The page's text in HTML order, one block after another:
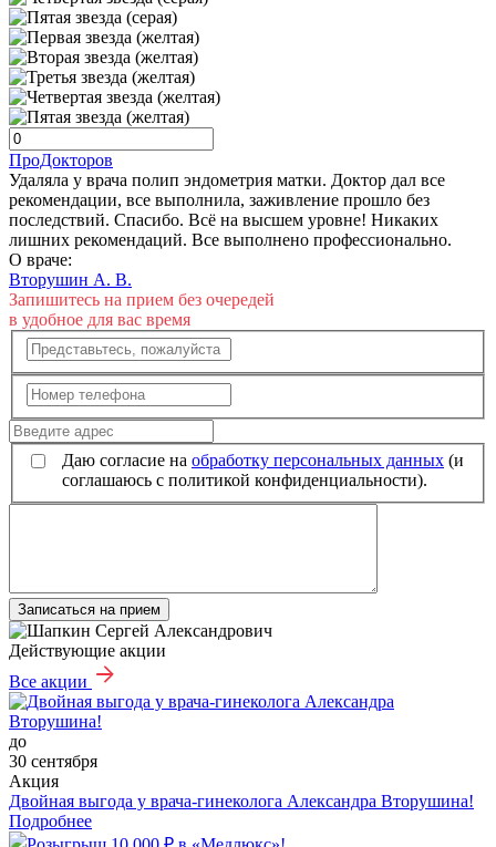
ПроДокторов
Удаляла у врача полип эндометрия матки. Доктор дал все
рекомендации, все выполнила, заживление прошло без
последствий. Спасибо. Всё на высшем уровне! Никаких
лишних рекомендаций. Все выполнено профессионально.
О враче:
Вторушин А. В.
Запишитесь на прием без очередей
в удобное для вас время
Даю согласие на обработку персональных данных (и
соглашаюсь с политикой конфиденциальности).
Записаться на прием
Действующие акции
Все акции
до
30 сентября
Акция
Двойная выгода у врача‑гинеколога Александра Вторушина!
Подробнее